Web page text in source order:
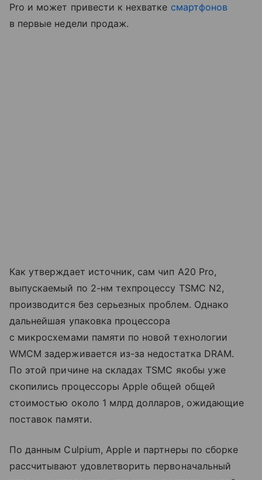
Pro и может привести к нехватке смартфонов
в первые недели продаж.
Как утверждает источник, сам чип A20 Pro,
выпускаемый по 2-нм техпроцессу TSMC N2,
производится без серьезных проблем. Однако
дальнейшая упаковка процессора
с микросхемами памяти по новой технологии
WMCM задерживается из-за недостатка DRAM.
По этой причине на складах TSMC якобы уже
скопились процессоры Apple общей общей
стоимостью около 1 млрд долларов, ожидающие
поставок памяти.
По данным Culpium, Apple и партнеры по сборке
рассчитывают удовлетворить первоначальный